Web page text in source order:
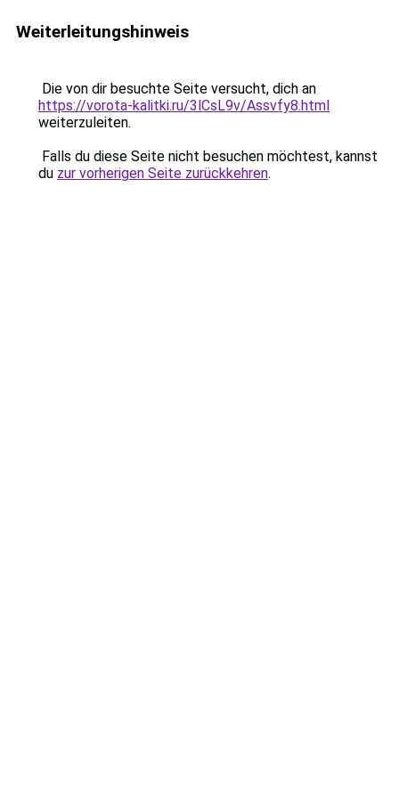
Weiterleitungshinweis
Die von dir besuchte Seite versucht, dich an
https://vorota-kalitki.ru/3lCsL9v/Assvfy8.html
weiterzuleiten.
Falls du diese Seite nicht besuchen möchtest, kannst
du zur vorherigen Seite zurückkehren.